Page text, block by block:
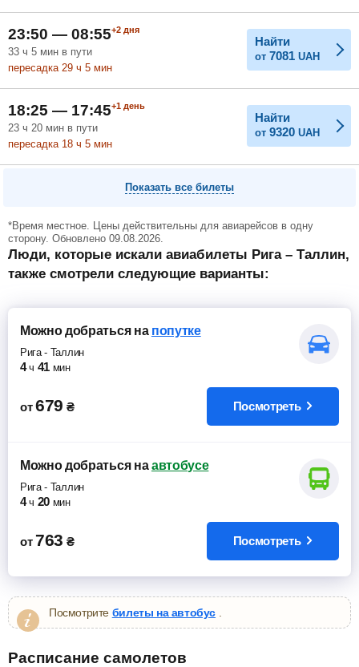
23:50 — 08:55+2 дня
33 ч 5 мин в пути
пересадка 29 ч 5 мин
Найти
от 7081 UAH
18:25 — 17:45+1 день
23 ч 20 мин в пути
пересадка 18 ч 5 мин
Найти
от 9320 UAH
Показать все билеты
*Время местное. Цены действительны для авиарейсов в одну
сторону. Обновлено 09.08.2026.
Люди, которые искали авиабилеты Рига – Таллин,
также смотрели следующие варианты:
Можно добратьсяна попутке
Рига- Таллин
4 ч 41 мин
от 679 ₴ Посмотреть
Можно добратьсяна автобусе
Рига- Таллин
4 ч 20 мин
от 763 ₴ Посмотреть
Посмотрите билеты на автобус
Расписание самолетов